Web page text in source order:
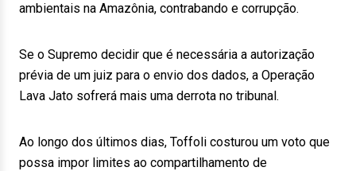
ambientais na Amazônia, contrabando e corrupção.
Se o Supremo decidir que é necessária a autorização
prévia de um juiz para o envio dos dados, a Operação
Lava Jato sofrerá mais uma derrota no tribunal.
Ao longo dos últimos dias, Toffoli costurou um voto que
possa impor limites ao compartilhamento de